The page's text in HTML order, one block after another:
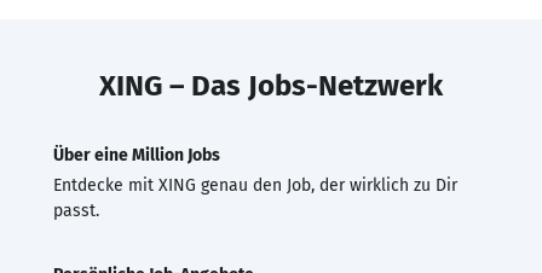
XING – Das Jobs-Netzwerk
Über eine Million Jobs
Entdecke mit XING genau den Job, der wirklich zu Dir
passt.